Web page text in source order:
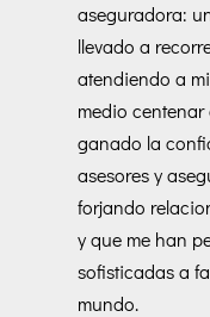
aseguradora:
llevado a
atendiendo a
medio
ganado la
asesores y
forjando
y que me han
sofisticadas a
mundo.